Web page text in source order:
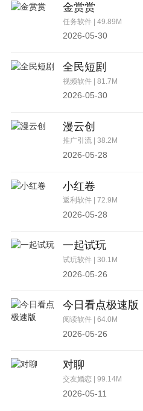
金赏赏
任务软件 | 49.89M
2026-05-30
全民短剧
视频软件 | 81.7M
2026-05-30
漫云创
推广引流 | 38.2M
2026-05-28
小红卷
返利软件 | 72.9M
2026-05-28
一起试玩
试玩软件 | 30.1M
2026-05-26
今日看点极速版
阅读软件 | 64.0M
2026-05-26
对聊
交友婚恋 | 99.14M
2026-05-11